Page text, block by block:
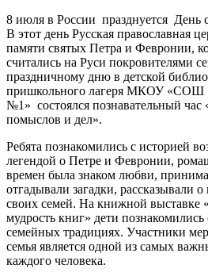
8 июля в России празднуется День
В этот день Русская православная
памяти святых Петра и Февронии,
считались на Руси покровителями
праздничному дню в детской
пришкольного лагеря МКОУ «СОШ
№1» состоялся познавательный
помыслов и дел».
Ребята познакомились с историей
легендой о Петре и Февронии,
времен была знаком любви,
отгадывали загадки, рассказывали
своих семей. На книжной выставке
мудрость книг» дети познакомились
семейных традициях. Участники
семья является одной из самых
каждого человека.